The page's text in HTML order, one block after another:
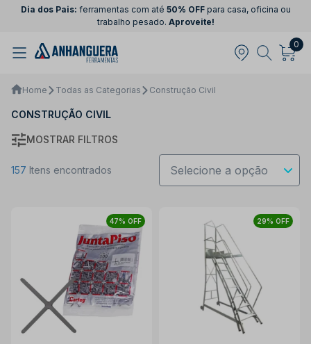
Dia dos Pais: ferramentas com até 50% OFFpara casa, oficina ou
trabalho pesado. Aproveite!
0
Home Todas as Categorias Construção Civil
CONSTRUÇÃO CIVIL
MOSTRAR FILTROS
157 Itens encontrados
47% OFF 29% OFF